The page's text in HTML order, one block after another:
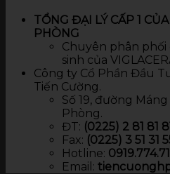
TỔNG ĐẠI LÝ CẤP 1
PHÒNG
Chuyên phân
sinh của
Công ty Cổ Phần Đầu
Tiến Cường.
Số 19, đường
Phòng.
ĐT: (0225) 2 81 81
Fax: (0225) 3 51 31
Hotline:
Email: